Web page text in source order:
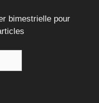
bimestrielle pour